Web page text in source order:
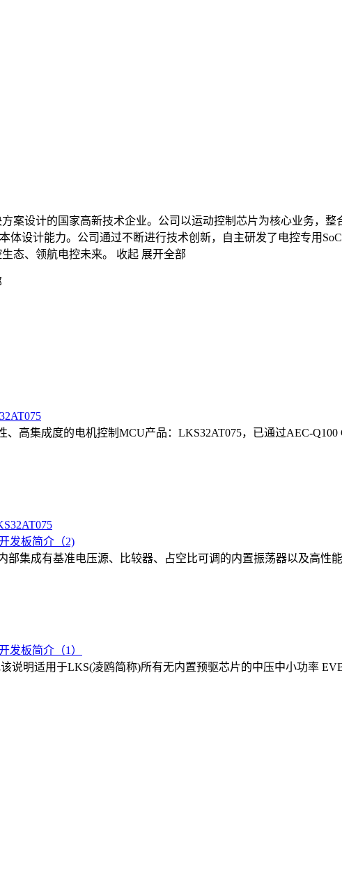
案设计的国家高新技术企业。公司以运动控制芯片为核心业务，
体设计能力。公司通过不断进行技术创新，自主研发了电控专用
态、领航电控未来。 收起 展开全部
高集成度的电机控制MCU产品：LKS32AT075，已通过AEC-
发板简介（2)
部集成有基准电压源、比较器、占空比可调的内置振荡器以及高性
发板简介（1）
说明适用于LKS(凌鸥简称)所有无内置预驱芯片的中压中小功率